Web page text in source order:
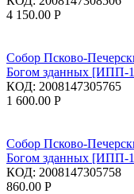
4 150.00 Р
Собор Псково-
Богом зданных [ИПП-
КОД: 2008147305765
1 600.00 Р
Собор Псково-
Богом зданных [ИПП-
КОД: 2008147305758
860.00 Р